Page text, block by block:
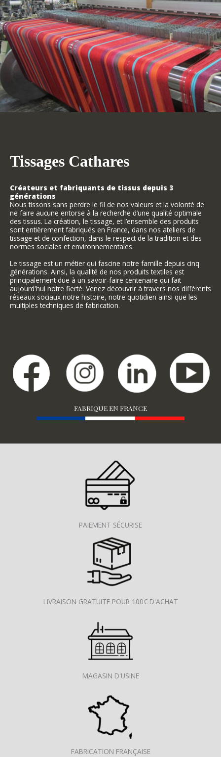
Tissages Cathares
Créateurs et fabriquants de tissus depuis 3
générations
Nous tissons sans perdre le fil de nos valeurs et la volonté de
ne faire aucune entorse à la recherche d’une qualité optimale
des tissus. La création, le tissage, et l’ensemble des produits
sont entièrement fabriqués en France, dans nos ateliers de
tissage et de confection, dans le respect de la tradition et des
normes sociales et environnementales.
Le tissage est un métier qui fascine notre famille depuis cinq
générations. Ainsi, la qualité de nos produits textiles est
principalement due à un savoir-faire centenaire qui fait
aujourd'hui notre fierté. Venez découvrir à travers nos différents
réseaux sociaux notre histoire, notre quotidien ainsi que les
multiples techniques de fabrication.
FABRIQUE EN FRANCE
PAIEMENT SÉCURISE
LIVRAISON GRATUITE POUR 100€ D'ACHAT
MAGASIN D'USINE
FABRICATION FRANÇAISE